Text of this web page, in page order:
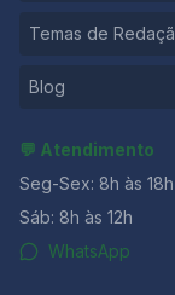
Temas de
Blog
💬 Atendimento
Seg-Sex: 8h às 18h
Sáb: 8h às 12h
WhatsApp